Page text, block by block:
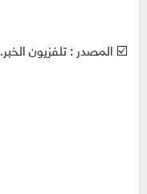
☑️ المصدر : تلفزيون الخبر.